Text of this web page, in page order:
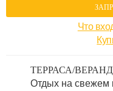
Что
ТЕРРАСА/
Отдых на свежем